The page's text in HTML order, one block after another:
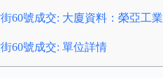
60號成交: 大廈資料：榮亞工業
60號成交: 單位詳情